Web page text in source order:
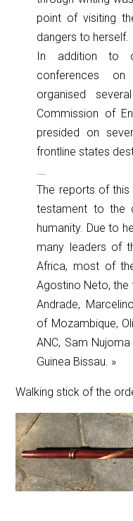
point of visiting
dangers to herself.
In addition to
conferences
organised
Commission of
presided on
frontline states
….
The reports of this
testament to the
humanity. Due to
many leaders of
Africa, most of
Agostino Neto, the
Andrade,
of Mozambique,
ANC, Sam
Guinea Bissau. »
Walking stick of the